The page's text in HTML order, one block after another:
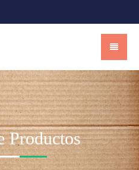
Productos